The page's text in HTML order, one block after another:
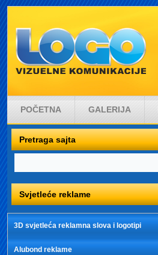
POČETNA GALERIJA
Pretraga sajta
Svjetleće reklame
3D svjetleća reklamna slova i logotipi
Alubond reklame